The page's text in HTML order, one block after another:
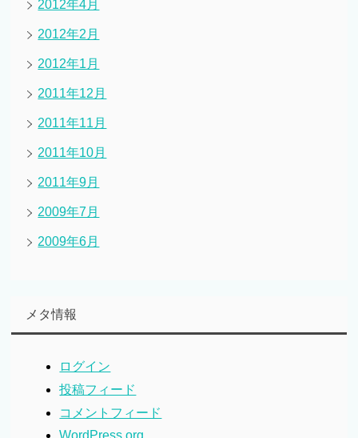
2012年4月
2012年2月
2012年1月
2011年12月
2011年11月
2011年10月
2011年9月
2009年7月
2009年6月
メタ情報
ログイン
投稿フィード
コメントフィード